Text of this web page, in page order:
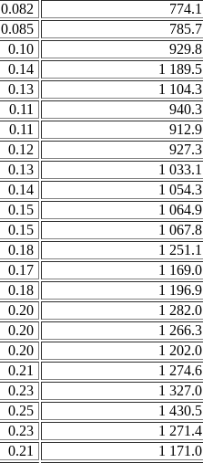
0.082 774.1
0.085 785.7
0.10 929.8
0.14 1 189.5
0.13 1 104.3
0.11 940.3
0.11 912.9
0.12 927.3
0.13 1 033.1
0.14 1 054.3
0.15 1 064.9
0.15 1 067.8
0.18 1 251.1
0.17 1 169.0
0.18 1 196.9
0.20 1 282.0
0.20 1 266.3
0.20 1 202.0
0.21 1 274.6
0.23 1 327.0
0.25 1 430.5
0.23 1 271.4
0.21 1 171.0